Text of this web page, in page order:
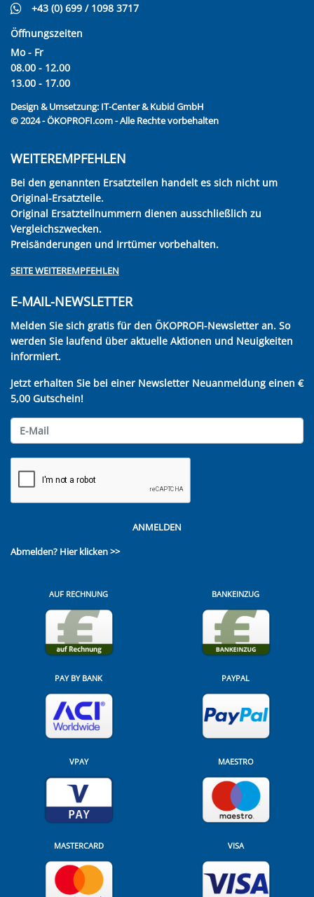
+43 (0) 699 / 1098 3717
Öffnungszeiten
Mo - Fr
08.00 - 12.00
13.00 - 17.00
Design & Umsetzung: IT-Center & Kubid GmbH
© 2024 - ÖKOPROFI.com - Alle Rechte vorbehalten
WEITEREMPFEHLEN
Bei den genannten Ersatzteilen handelt es sich nicht um
Original-Ersatzteile.
Original Ersatzteilnummern dienen ausschließlich zu
Vergleichszwecken.
Preisänderungen und Irrtümer vorbehalten.
SEITE WEITEREMPFEHLEN
E-MAIL-NEWSLETTER
Melden Sie sich gratis für den ÖKOPROFI-Newsletter an. So
werden Sie laufend über aktuelle Aktionen und Neuigkeiten
informiert.
Jetzt erhalten Sie bei einer Newsletter Neuanmeldung einen €
5,00 Gutschein!
ANMELDEN
Abmelden? Hier klicken >>
AUF RECHNUNG BANKEINZUG
PAY BY BANK PAYPAL
VPAY MAESTRO
MASTERCARD VISA